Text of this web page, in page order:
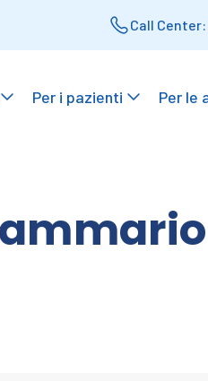
Call Center:
Per i pazienti Per le